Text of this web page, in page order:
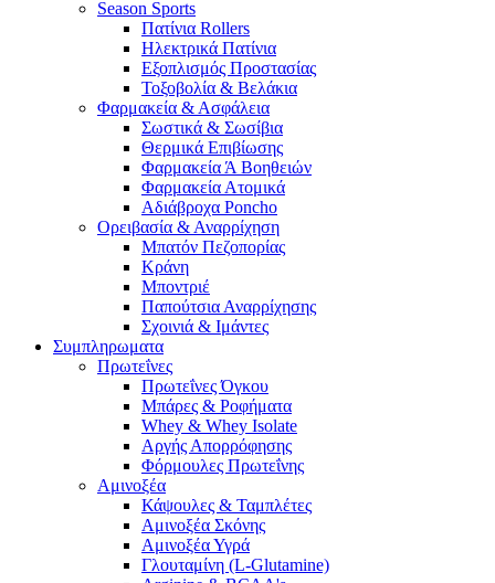
Season Sports
Πατίνια Rollers
Ηλεκτρικά Πατίνια
Εξοπλισμός Προστασίας
Τοξοβολία & Βελάκια
Φαρμακεία & Ασφάλεια
Σωστικά & Σωσίβια
Θερμικά Επιβίωσης
Φαρμακεία Ά Βοηθειών
Φαρμακεία Ατομικά
Αδιάβροχα Poncho
Ορειβασία & Αναρρίχηση
Μπατόν Πεζοπορίας
Κράνη
Μποντριέ
Παπούτσια Αναρρίχησης
Σχοινιά & Ιμάντες
Συμπληρωματα
Πρωτεΐνες
Πρωτεΐνες Όγκου
Μπάρες & Ροφήματα
Whey & Whey Isolate
Αργής Απορρόφησης
Φόρμουλες Πρωτεΐνης
Αμινοξέα
Κάψουλες & Ταμπλέτες
Αμινοξέα Σκόνης
Αμινοξέα Υγρά
Γλουταμίνη (L-Glutamine)